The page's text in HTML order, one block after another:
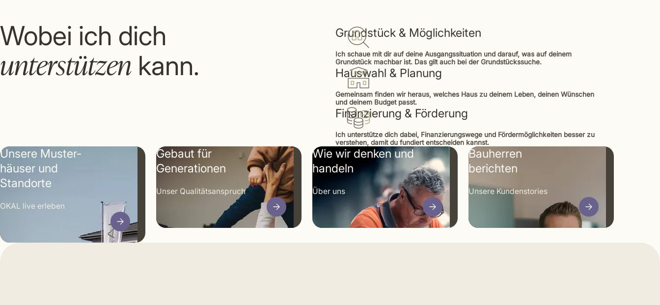
Wobei ich dich
unterstützen kann.
Grundstück & Möglichkeiten
Ich schaue mit dir auf deine Ausgangssituation und darauf, was auf deinem
Grundstück machbar ist. Das gilt auch bei der Grundstückssuche.
Hauswahl & Planung
Gemeinsam finden wir heraus, welches Haus zu deinem Leben, deinen Wünschen
und deinem Budget passt.
Finanzierung & Förderung
Ich unterstütze dich dabei, Finanzierungswege und Fördermöglichkeiten besser zu
verstehen, damit du fundiert entscheiden kannst.
Unsere Muster­
häuser und
Standorte
OKAL live erleben
Gebaut für
Generationen
Unser Qualitäts­anspruch
Wie wir denken und
handeln
Über uns
Bauherren
berichten
Unsere Kunden­stories